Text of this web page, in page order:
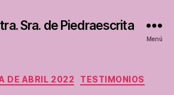
Sra. de Piedraescrita
Menú
Categorías
DE ABRIL 2022 TESTIMONIOS